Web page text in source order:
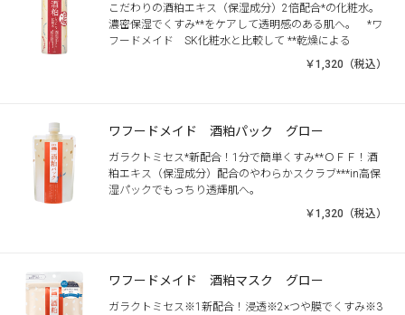
こだわりの酒粕エキス（保湿成分）2倍配合*の化粧水。
濃密保湿でくすみ**をケアして透明感のある肌へ。 *ワ
フードメイド SK化粧水と比較して **乾燥による
￥1,320（税込）
ワフードメイド 酒粕パック グロー
ガラクトミセス*新配合！1分で簡単くすみ**ＯＦＦ！酒
粕エキス（保湿成分）配合のやわらかスクラブ***in高保
湿パックでもっちり透輝肌へ。
￥1,320（税込）
ワフードメイド 酒粕マスク グロー
ガラクトミセス※1新配合！浸透※2×つや膜でくすみ※3